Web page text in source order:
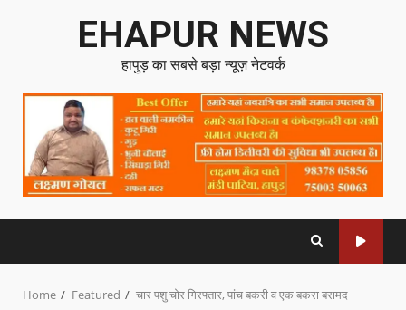
EHAPUR NEWS
हापुड़ का सबसे बड़ा न्यूज़ नेटवर्क
Home Featured चार पशु चोर गिरफ्तार, पांच बकरी व एक बकरा बरामद